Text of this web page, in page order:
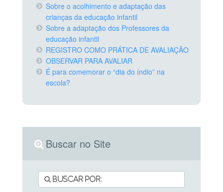
Sobre o acolhimento e adaptação das
crianças da educação infantil
Sobre a adaptação dos Professores da
educação infantil
REGISTRO COMO PRÁTICA DE AVALIAÇÃO
OBSERVAR PARA AVALIAR
É para comemorar o “dia do índio” na
escola?
Buscar no Site